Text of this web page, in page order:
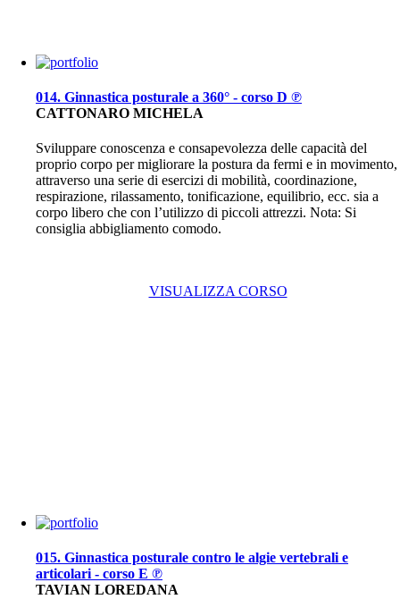
014. Ginnastica posturale a 360° - corso D ℗
CATTONARO MICHELA
Sviluppare conoscenza e consapevolezza delle capacità del
proprio corpo per migliorare la postura da fermi e in movimento,
attraverso una serie di esercizi di mobilità, coordinazione,
respirazione, rilassamento, tonificazione, equilibrio, ecc. sia a
corpo libero che con l’utilizzo di piccoli attrezzi. Nota: Si
consiglia abbigliamento comodo.
VISUALIZZA CORSO
015. Ginnastica posturale contro le algie vertebrali e
articolari - corso E ℗
TAVIAN LOREDANA